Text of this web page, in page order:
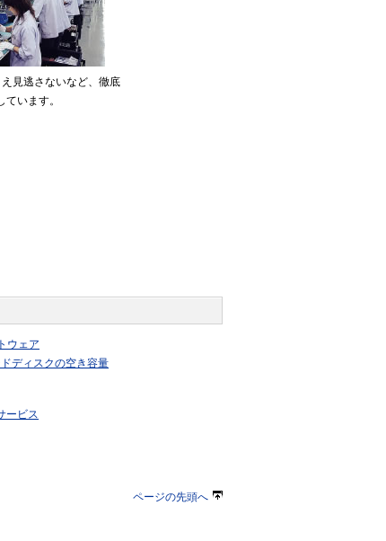
見逃さないなど、徹底
います。
ウェア
ディスクの空き容量
ービス
ページの先頭へ